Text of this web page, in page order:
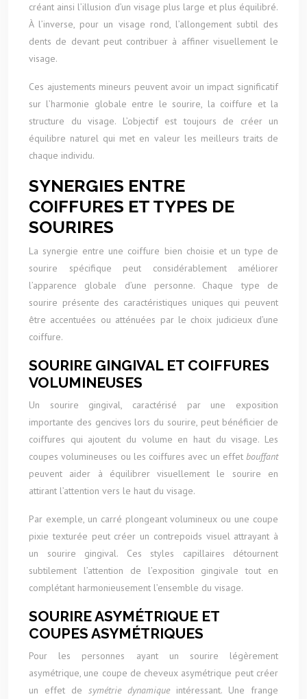
créant ainsi l’illusion d’un visage plus large et plus équilibré.
À l’inverse, pour un visage rond, l’allongement subtil des
dents de devant peut contribuer à affiner visuellement le
visage.
Ces ajustements mineurs peuvent avoir un impact significatif
sur l’harmonie globale entre le sourire, la coiffure et la
structure du visage. L’objectif est toujours de créer un
équilibre naturel qui met en valeur les meilleurs traits de
chaque individu.
SYNERGIES ENTRE
COIFFURES ET TYPES DE
SOURIRES
La synergie entre une coiffure bien choisie et un type de
sourire spécifique peut considérablement améliorer
l’apparence globale d’une personne. Chaque type de
sourire présente des caractéristiques uniques qui peuvent
être accentuées ou atténuées par le choix judicieux d’une
coiffure.
SOURIRE GINGIVAL ET COIFFURES
VOLUMINEUSES
Un sourire gingival, caractérisé par une exposition
importante des gencives lors du sourire, peut bénéficier de
coiffures qui ajoutent du volume en haut du visage. Les
coupes volumineuses ou les coiffures avec un effet bouffant
peuvent aider à équilibrer visuellement le sourire en
attirant l’attention vers le haut du visage.
Par exemple, un carré plongeant volumineux ou une coupe
pixie texturée peut créer un contrepoids visuel attrayant à
un sourire gingival. Ces styles capillaires détournent
subtilement l’attention de l’exposition gingivale tout en
complétant harmonieusement l’ensemble du visage.
SOURIRE ASYMÉTRIQUE ET
COUPES ASYMÉTRIQUES
Pour les personnes ayant un sourire légèrement
asymétrique, une coupe de cheveux asymétrique peut créer
un effet de symétrie dynamique intéressant. Une frange